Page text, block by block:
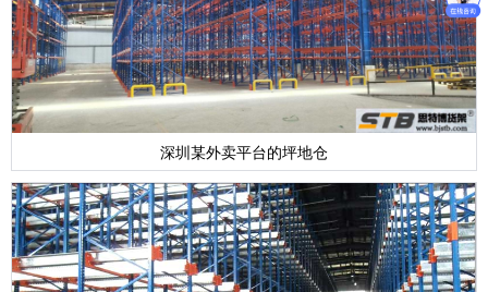
深圳某外卖平台的坪地仓